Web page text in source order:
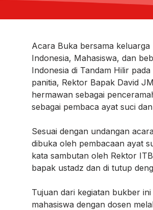
Acara Buka bersama
Indonesia, Mahasiswa, dan
Indonesia di Tandam Hilir
panitia, Rektor Bapak David
hermawan sebagai
sebagai pembaca ayat suci
Sesuai dengan undangan
dibuka oleh pembacaan ayat
kata sambutan oleh Rektor
bapak ustadz dan di tutup
Tujuan dari kegiatan bukber
mahasiswa dengan dosen